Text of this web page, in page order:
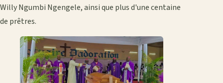
Willy Ngumbi Ngengele, ainsi que plus d'une centaine
de prêtres.